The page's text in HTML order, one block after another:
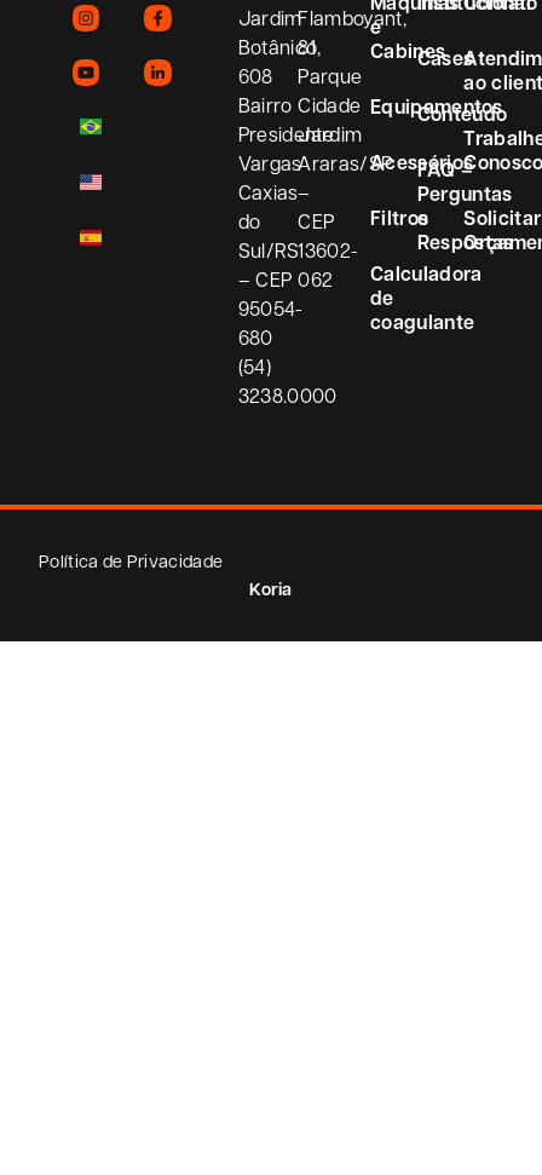
Jardim
Botânico,
608
Bairro
Presidente
Vargas
Caxias
do
Sul/RS
– CEP
95054-
680
(54)
3238.0000
Flamboyant,
81
Parque
Cidade
Jardim
Araras/SP
–
CEP
13602-
062
e
Cabines
Equipamentos
Acessórios
Filtros
Calculadora
de
coagulante
Cases
Conteúdo
FAQ –
Perguntas
e
Respostas
ao
Solicitar
Política de Privacidade
Koria